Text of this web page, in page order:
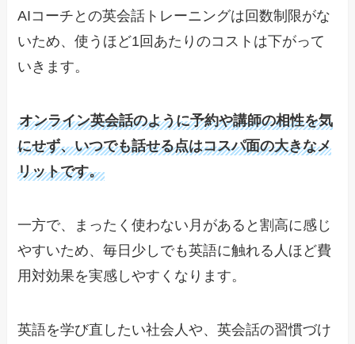
AIコーチとの英会話トレーニングは回数制限がな
いため、使うほど1回あたりのコストは下がって
いきます。
オンライン英会話のように予約や講師の相性を気
にせず、いつでも話せる点はコスパ面の大きなメ
リットです。
一方で、まったく使わない月があると割高に感じ
やすいため、毎日少しでも英語に触れる人ほど費
用対効果を実感しやすくなります。
英語を学び直したい社会人や、英会話の習慣づけ